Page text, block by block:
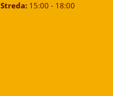
Streda:15:00 - 18:00